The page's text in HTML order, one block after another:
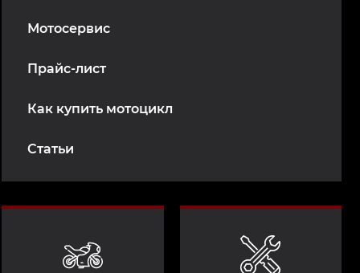
Мотосервис
Прайс-лист
Как купить мотоцикл
Статьи